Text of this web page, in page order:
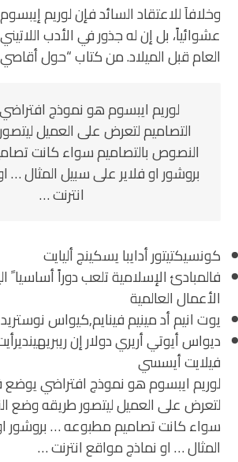
وخلافاَ للاعتقاد السائد فإن لوريم
عشوائياً، بل إن له جذور في الأدب
العام قبل الميلاد. من كتاب “حول أقاصي
لوريم ايبسوم هو نموذج
التصاميم لتعرض على العميل
النصوص بالتصاميم سواء كانت
بروشور او فلاير على سبيل المثال …
انترنت …
كونسيكتيتور أدايبا يسكينج أليايت
فالمبادئ الإسلامية تلعب دوراً أساسيا
الأعمال العالمية
يوت انيم أد مينيم فينايم,كيواس نوستريد
ديواس أيوتي أريري دولار إن
فيلايت أيسسي
لوريم ايبسوم هو نموذج افتراضي يوضع
لتعرض على العميل ليتصور طريقه وضع
سواء كانت تصاميم مطبوعه … بروشور
المثال … او نماذج مواقع انترنت …